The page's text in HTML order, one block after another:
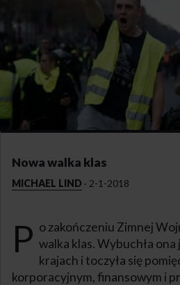
Nowa walka klas
MICHAEL LIND · 2-1-2018
P o zakończeniu Zimnej
walka klas. Wybuchła
krajach i toczyła się
korporacyjnym, finansowym i